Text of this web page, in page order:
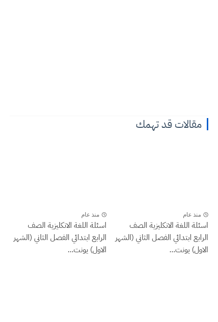
مقالات قد تهمك
منذ عام
اسئلة اللغة الانكليزية الصف
الرابع ابتدائي الفصل الثاني (الشهر
الاول) يونت...
منذ عام
اسئلة اللغة الانكليزية الصف
الرابع ابتدائي الفصل الثاني (الشهر
الاول) يونت...